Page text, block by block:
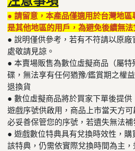
● 請留意，本產品僅適用於台灣地
是其他地區的用戶，為避免後續無法
● 說明僅供參考，若有不符請以原廠
處敬請見諒。
● 本賣場販售為數位虛擬商品（屬
碟，無法享有任何猶豫/鑑賞期之權
退換貨
● 數位虛擬商品將於買家下單後提供
遊戲序號供啟用，商品上市當天方
必妥善保管您的序號，若遺失無法補
● 遊戲數位特典具有兌換時效性，購
該特典，仍需依實際兌換時間為主，